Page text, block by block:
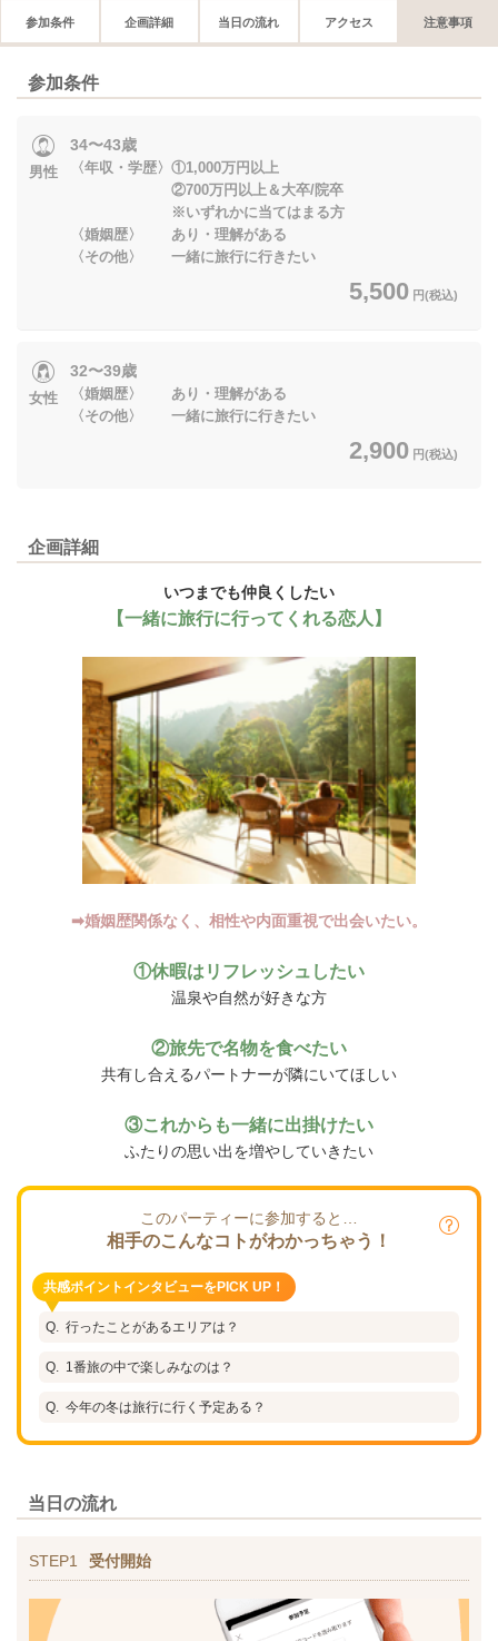
参加条件 企画詳細 当日の流れ アクセス 注意事項
参加条件
男性
34〜43歳
〈年収・学歴〉①1,000万円以上
②700万円以上＆大卒/院卒
※いずれかに当てはまる方
〈婚姻歴〉 あり・理解がある
〈その他〉 一緒に旅行に行きたい
5,500 円(税込)
女性
32〜39歳
〈婚姻歴〉 あり・理解がある
〈その他〉 一緒に旅行に行きたい
2,900 円(税込)
企画詳細
いつまでも仲良くしたい
【一緒に旅行に行ってくれる恋人】
➡婚姻歴関係なく、相性や内面重視で出会いたい。
①休暇はリフレッシュしたい
温泉や自然が好きな方
②旅先で名物を食べたい
共有し合えるパートナーが隣にいてほしい
③これからも一緒に出掛けたい
ふたりの思い出を増やしていきたい
このパーティーに参加すると…
相手のこんなコトがわかっちゃう！
共感ポイントインタビューをPICK UP！
行ったことがあるエリアは？
1番旅の中で楽しみなのは？
今年の冬は旅行に行く予定ある？
当日の流れ
STEP1 受付開始